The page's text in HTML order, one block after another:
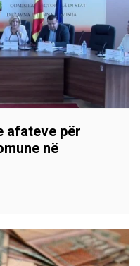
afateve për
në